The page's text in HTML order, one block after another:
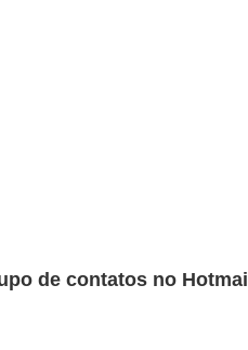
de contatos no Hotmail